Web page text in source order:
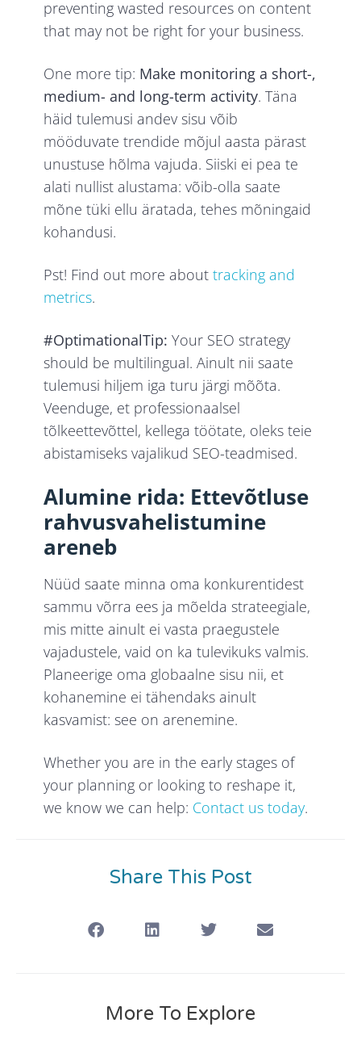
preventing wasted resources on content
that may not be right for your business.
One more tip: Make monitoring a short-,
medium- and long-term activity. Täna
häid tulemusi andev sisu võib
mööduvate trendide mõjul aasta pärast
unustuse hõlma vajuda. Siiski ei pea te
alati nullist alustama: võib-olla saate
mõne tüki ellu äratada, tehes mõningaid
kohandusi.
Pst! Find out more abouttracking and
metrics.
#OptimationalTip: Your SEO strategy
should be multilingual. Ainult nii saate
tulemusi hiljem iga turu järgi mõõta.
Veenduge, et professionaalsel
tõlkeettevõttel, kellega töötate, oleks teie
abistamiseks vajalikud SEO-teadmised.
Alumine rida: Ettevõtluse
rahvusvahelistumine
areneb
Nüüd saate minna oma konkurentidest
sammu võrra ees ja mõelda strateegiale,
mis mitte ainult ei vasta praegustele
vajadustele, vaid on ka tulevikuks valmis.
Planeerige oma globaalne sisu nii, et
kohanemine ei tähendaks ainult
kasvamist: see on arenemine.
Whether you are in the early stages of
your planning or looking to reshape it,
we know we can help: Contact us today.
Share This Post
More To Explore